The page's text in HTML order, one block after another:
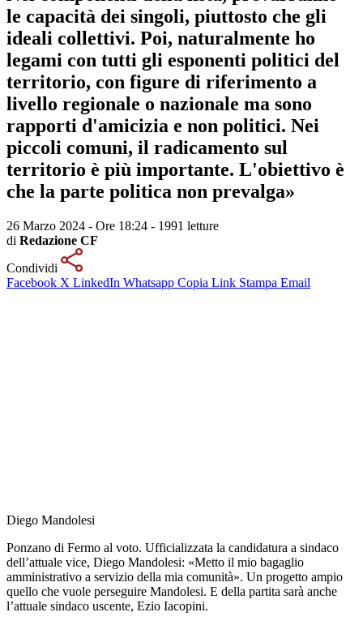
le capacità dei singoli, piuttosto che gli
ideali collettivi. Poi, naturalmente ho
legami con tutti gli esponenti politici del
territorio, con figure di riferimento a
livello regionale o nazionale ma sono
rapporti d'amicizia e non politici. Nei
piccoli comuni, il radicamento sul
territorio è più importante. L'obiettivo è
che la parte politica non prevalga»
26 Marzo 2024 - Ore 18:24 - 1991 letture
di Redazione CF
Condividi
Facebook X LinkedIn Whatsapp Copia Link Stampa Email
Diego Mandolesi
Ponzano di Fermo al voto. Ufficializzata la candidatura a sindaco
dell’attuale vice, Diego Mandolesi: «Metto il mio bagaglio
amministrativo a servizio della mia comunità». Un progetto ampio
quello che vuole perseguire Mandolesi. E della partita sarà anche
l’attuale sindaco uscente, Ezio Iacopini.